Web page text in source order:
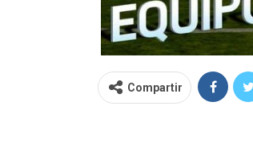
Compartir